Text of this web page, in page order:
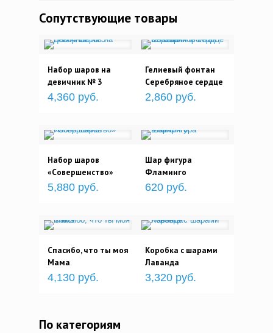
Сопутствующие товары
Набор шаров на
девичник № 3
4,360 руб.
Гелиевый фонтан
Серебряное сердце
2,860 руб.
Набор шаров
«Совершенство»
5,880 руб.
Шар фигура
Фламинго
620 руб.
Спасибо, что ты моя
Мама
4,130 руб.
Коробка с шарами
Лаванда
3,320 руб.
По категориям